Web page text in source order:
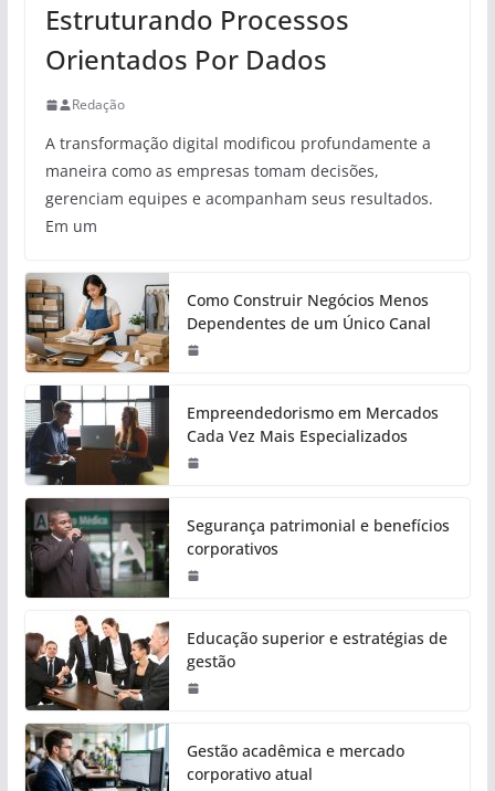
Estruturando Processos
Orientados Por Dados
Redação
A transformação digital modificou profundamente a
maneira como as empresas tomam decisões,
gerenciam equipes e acompanham seus resultados.
Em um
Como Construir Negócios Menos
Dependentes de um Único Canal
Empreendedorismo em Mercados
Cada Vez Mais Especializados
Segurança patrimonial e benefícios
corporativos
Educação superior e estratégias de
gestão
Gestão acadêmica e mercado
corporativo atual